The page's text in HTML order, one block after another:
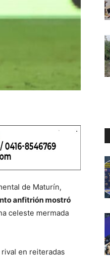
de Maturín,
anfitrión mostró
celeste mermada
en reiteradas